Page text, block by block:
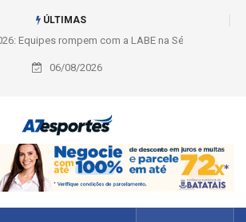
ÚLTIMAS
com a LABE na Série Ouro e entidade define
a 2° fase, times e formato
06/08/2026